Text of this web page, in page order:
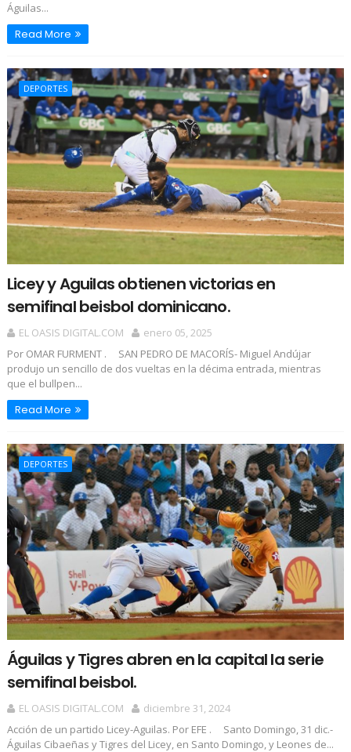
Águilas...
Read More
DEPORTES
Licey y Aguilas obtienen victorias en
semifinal beisbol dominicano.
EL OASIS DIGITAL.COM
enero 05, 2025
Por OMAR FURMENT . SAN PEDRO DE MACORÍS- Miguel Andújar
produjo un sencillo de dos vueltas en la décima entrada, mientras
que el bullpen...
Read More
DEPORTES
Águilas y Tigres abren en la capital la serie
semifinal beisbol.
EL OASIS DIGITAL.COM
diciembre 31, 2024
Acción de un partido Licey-Aguilas. Por EFE . Santo Domingo, 31 dic.-
Águilas Cibaeñas y Tigres del Licey, en Santo Domingo, y Leones de...